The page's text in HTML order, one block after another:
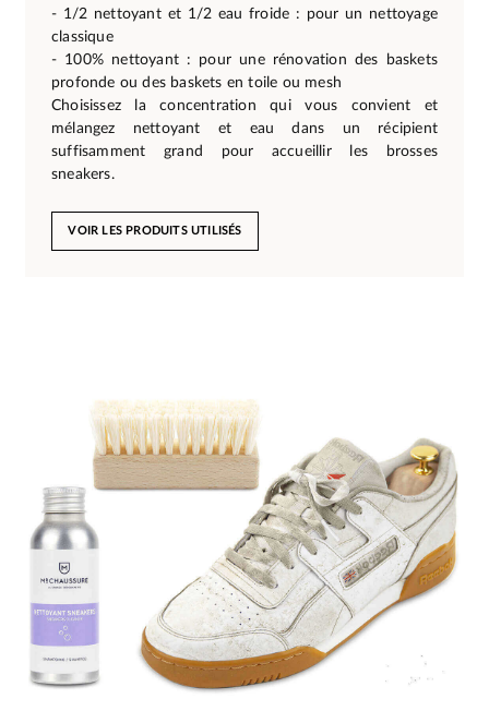
- 1/2 nettoyant et 1/2 eau froide : pour un nettoyage
classique
- 100% nettoyant : pour une rénovation des baskets
profonde ou des baskets en toile ou mesh
Choisissez la concentration qui vous convient et
mélangez nettoyant et eau dans un récipient
suffisamment grand pour accueillir les brosses
sneakers.
VOIR LES PRODUITS UTILISÉS